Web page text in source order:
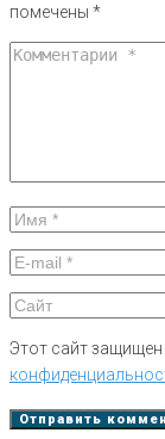
помечены *
Этот сайт